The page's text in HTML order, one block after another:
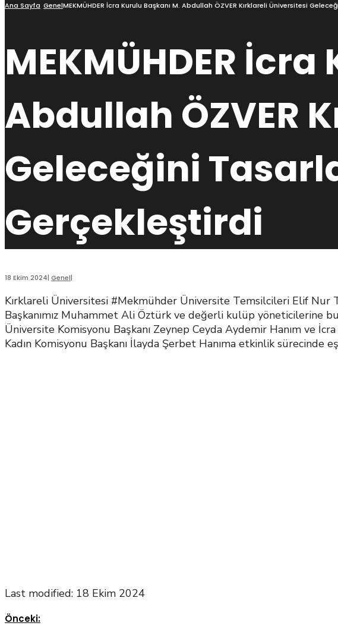
Ana Sayfa GenelMEKMÜHDER İcra Kurulu Başkanı M. Abdullah ÖZVER Kırklareli Üniversitesi
MEKMÜHDER
Abdullah ÖZVER
Geleceğini
Gerçekleştirdi
18 Ekim 2024| Genel|
Kırklareli Üniversitesi #Mekmühder Üniversite Temsilcileri Elif Nur
Başkanımız Muhammet Ali Öztürk ve değerli kulüp
Üniversite Komisyonu Başkanı Zeynep Ceyda Aydemir Hanım ve
Kadın Komisyonu Başkanı İlayda Şerbet Hanıma etkinlik sürecinde
Last modified: 18 Ekim 2024
Önceki: